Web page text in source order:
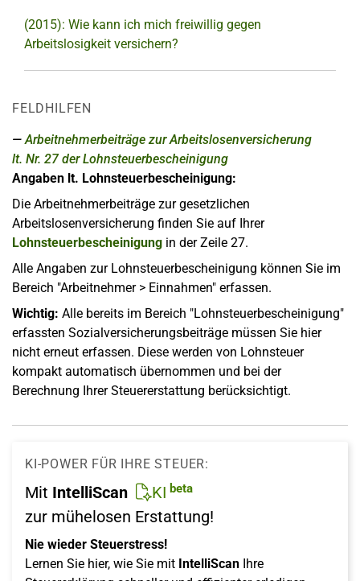
(2015): Wie kann ich mich freiwillig gegen
Arbeitslosigkeit versichern?
FELDHILFEN
Arbeitnehmerbeiträge zur Arbeitslosenversicherung
lt. Nr. 27 der Lohnsteuerbescheinigung
Angaben lt. Lohnsteuerbescheinigung:
Die Arbeitnehmerbeiträge zur gesetzlichen
Arbeitslosenversicherung finden Sie auf Ihrer
Lohnsteuerbescheinigung in der Zeile 27.
Alle Angaben zur Lohnsteuerbescheinigung können Sie im
Bereich "Arbeitnehmer > Einnahmen" erfassen.
Wichtig: Alle bereits im Bereich "Lohnsteuerbescheinigung"
erfassten Sozialversicherungsbeiträge müssen Sie hier
nicht erneut erfassen. Diese werden von Lohnsteuer
kompakt automatisch übernommen und bei der
Berechnung Ihrer Steuererstattung berücksichtigt.
KI-POWER FÜR IHRE STEUER:
Mit IntelliScan KI beta
zur mühelosen Erstattung!
Nie wieder Steuerstress!
Lernen Sie hier, wie Sie mit IntelliScan Ihre